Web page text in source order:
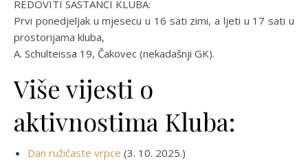
REDOVITI SASTANCI KLUBA:
Prvi ponedjeljak u mjesecu u 16 sati zimi, a ljeti u 17 sati u
prostorijama kluba,
A. Schulteissa 19, Čakovec (nekadašnji GK).
Više vijesti o
aktivnostima Kluba:
Dan ružičaste vrpce (3. 10. 2025.)